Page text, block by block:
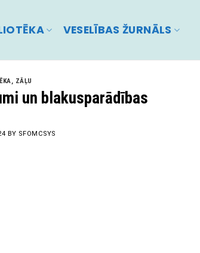
VESELĪBAS ŽURNĀLS
, ZĀĻU
un blakusparādības
BY SFOMCSYS